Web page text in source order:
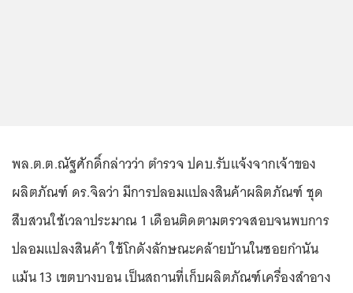
พล.ต.ต.ณัฐศักดิ์กล่าวว่า ตำรวจ ปคบ.รับแจ้งจากเจ้าของ
ผลิตภัณฑ์ ดร.จิลว่า มีการปลอมแปลงสินค้าผลิตภัณฑ์ ชุด
สืบสวนใช้เวลาประมาณ 1 เดือนติดตามตรวจสอบจนพบการ
ปลอมแปลงสินค้า ใช้โกดังลักษณะคล้ายบ้านในซอยกำนัน
แม้น 13 เขตบางบอน เป็นสถานที่เก็บผลิตภัณฑ์เครื่องสำอาง